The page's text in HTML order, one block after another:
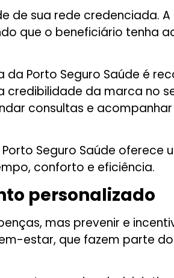
de sua rede credenciada.
que o beneficiário tenha
Porto Seguro Saúde é
da marca no
consultas e
Seguro Saúde oferece
conforto e eficiência.
personalizado
mas prevenir e
estar, que fazem parte